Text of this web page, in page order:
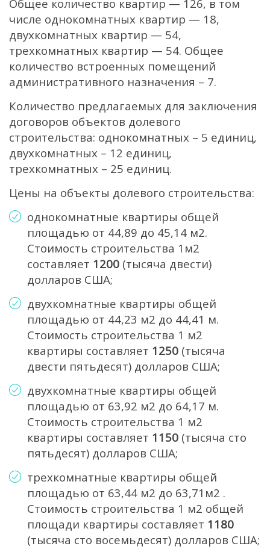
Общее количество квартир — 126, в том
числе однокомнатных квартир — 18,
двухкомнатных квартир — 54,
трехкомнатных квартир — 54. Общее
количество встроенных помещений
административного назначения – 7.
Количество предлагаемых для заключения
договоров объектов долевого
строительства: однокомнатных – 5 единиц,
двухкомнатных – 12 единиц,
трехкомнатных – 25 единиц.
Цены на объекты долевого строительства:
однокомнатные квартиры общей
площадью от 44,89 до 45,14 м2.
Стоимость строительства 1м2
составляет 1200 (тысяча двести)
долларов США;
двухкомнатные квартиры общей
площадью от 44,23 м2 до 44,41 м.
Стоимость строительства 1 м2
квартиры составляет 1250 (тысяча
двести пятьдесят) долларов США;
двухкомнатные квартиры общей
площадью от 63,92 м2 до 64,17 м.
Стоимость строительства 1 м2
квартиры составляет 1150 (тысяча сто
пятьдесят) долларов США;
трехкомнатные квартиры общей
площадью от 63,44 м2 до 63,71м2 .
Стоимость строительства 1 м2 общей
площади квартиры составляет 1180
(тысяча сто восемьдесят) долларов США;